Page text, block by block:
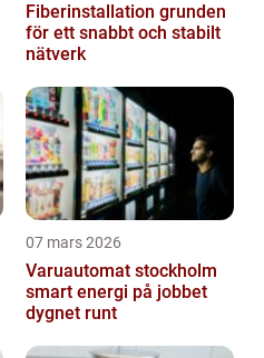
Fiberinstallation grunden
för ett snabbt och stabilt
nätverk
07 mars 2026
Varuautomat stockholm
smart energi på jobbet
dygnet runt